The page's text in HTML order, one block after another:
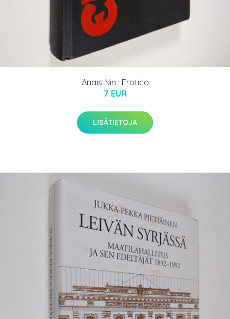
Anais Nin : Erotica
7 EUR
LISÄTIETOJA